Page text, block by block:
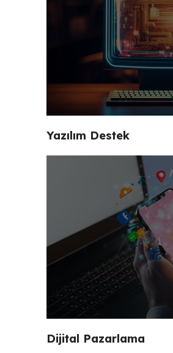
Yazılım Destek
Dijital Pazarlama